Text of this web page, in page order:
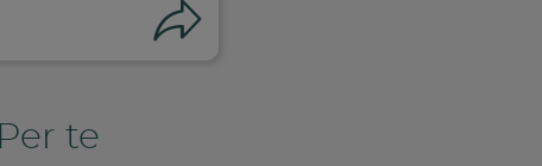
Per te